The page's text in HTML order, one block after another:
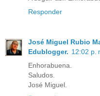
Responder
José Miguel Rubio
Edublogger. 12:02 p.
Enhorabuena.
Saludos.
José Miguel.